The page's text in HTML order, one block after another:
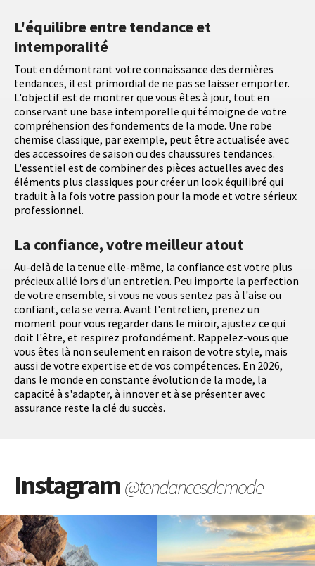
L'équilibre entre tendance et
intemporalité
Tout en démontrant votre connaissance des dernières
tendances, il est primordial de ne pas se laisser emporter.
L'objectif est de montrer que vous êtes à jour, tout en
conservant une base intemporelle qui témoigne de votre
compréhension des fondements de la mode. Une robe
chemise classique, par exemple, peut être actualisée avec
des accessoires de saison ou des chaussures tendances.
L'essentiel est de combiner des pièces actuelles avec des
éléments plus classiques pour créer un look équilibré qui
traduit à la fois votre passion pour la mode et votre sérieux
professionnel.
La confiance, votre meilleur atout
Au-delà de la tenue elle-même, la confiance est votre plus
précieux allié lors d'un entretien. Peu importe la perfection
de votre ensemble, si vous ne vous sentez pas à l'aise ou
confiant, cela se verra. Avant l'entretien, prenez un
moment pour vous regarder dans le miroir, ajustez ce qui
doit l'être, et respirez profondément. Rappelez-vous que
vous êtes là non seulement en raison de votre style, mais
aussi de votre expertise et de vos compétences. En 2026,
dans le monde en constante évolution de la mode, la
capacité à s'adapter, à innover et à se présenter avec
assurance reste la clé du succès.
Instagram@tendancesdemode